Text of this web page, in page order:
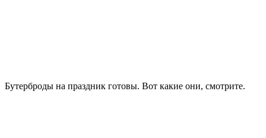
Бутерброды на праздник готовы. Вот какие они, смотрите.